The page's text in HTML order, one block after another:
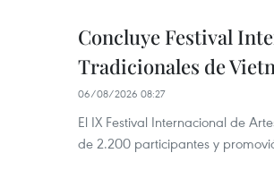
Concluye Festival
Tradicionales de
06/08/2026 08:27
El IX Festival Internacional de
de 2.200 participantes y